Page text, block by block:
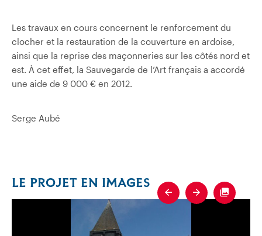
Les travaux en cours concernent le renforcement du
clocher et la restauration de la couverture en ardoise,
ainsi que la reprise des maçonneries sur les côtés nord et
est. À cet effet, la Sauvegarde de l’Art français a accordé
une aide de 9 000 € en 2012.
Serge Aubé
LE PROJET EN IMAGES
Previous
Next